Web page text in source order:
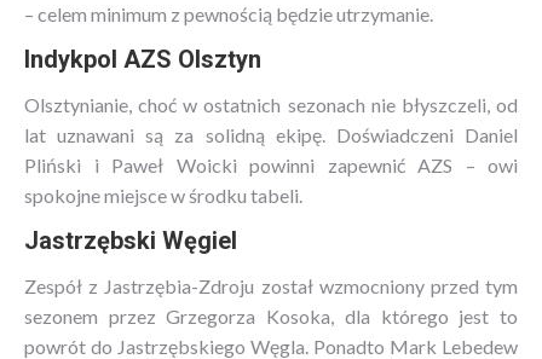
– celem minimum z pewnością będzie utrzymanie.
Indykpol AZS Olsztyn
Olsztynianie, choć w ostatnich sezonach nie błyszczeli, od
lat uznawani są za solidną ekipę. Doświadczeni Daniel
Pliński i Paweł Woicki powinni zapewnić AZS – owi
spokojne miejsce w środku tabeli.
Jastrzębski Węgiel
Zespół z Jastrzębia-Zdroju został wzmocniony przed tym
sezonem przez Grzegorza Kosoka, dla którego jest to
powrót do Jastrzębskiego Węgla. Ponadto Mark Lebedew